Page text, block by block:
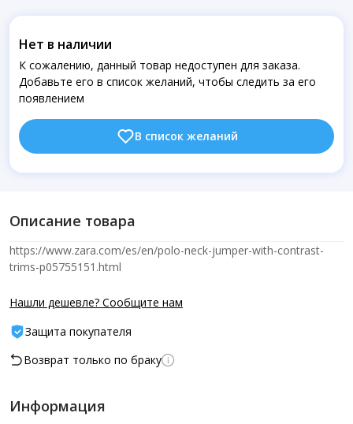
Нет в наличии
К сожалению, данный товар недоступен для заказа.
Добавьте его в список желаний, чтобы следить за его
появлением
В список желаний
Описание товара
https://www.zara.com/es/en/polo-neck-jumper-with-contrast-
trims-p05755151.html
Нашли дешевле? Сообщите нам
Защита покупателя
Возврат только по браку
Информация